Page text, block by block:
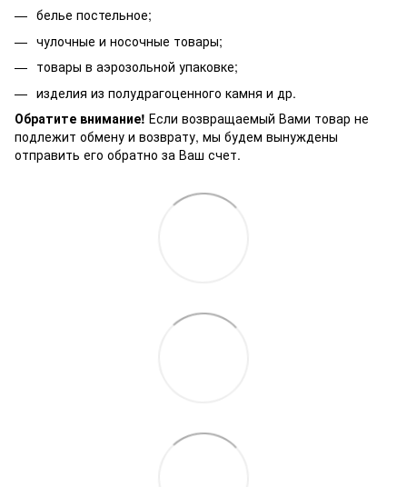
белье постельное;
чулочные и носочные товары;
товары в аэрозольной упаковке;
изделия из полудрагоценного камня и др.
Обратите внимание! Если возвращаемый Вами товар не
подлежит обмену и возврату, мы будем вынуждены
отправить его обратно за Ваш счет.